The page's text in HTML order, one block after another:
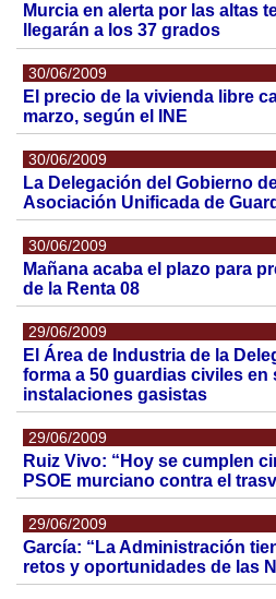
Murcia en alerta por las altas
llegarán a los 37 grados
30/06/2009
El precio de la vivienda libre
marzo, según el INE
30/06/2009
La Delegación del Gobierno
Asociación Unificada de
30/06/2009
Mañana acaba el plazo para
de la Renta 08
29/06/2009
El Área de Industria de la
forma a 50 guardias civiles en
instalaciones gasistas
29/06/2009
Ruiz Vivo: “Hoy se cumplen
PSOE murciano contra el
29/06/2009
García: “La Administración
retos y oportunidades de las